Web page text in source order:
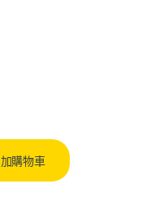
加購物車